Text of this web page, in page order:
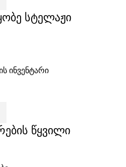
სტელაჟი
წყვილი